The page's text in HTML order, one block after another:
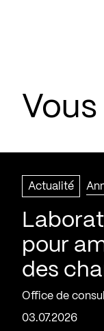
Actualité
pour
des
Office de
03.07.2026